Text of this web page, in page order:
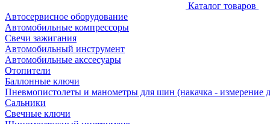
Каталог товаров
Автосервисное оборудование
Автомобильные компрессоры
Свечи зажигания
Автомобильный инструмент
Автомобильные акссесуары
Отопители
Баллонные ключи
Пневмопистолеты и манометры для шин (накачка - измерение
Сальники
Свечные ключи